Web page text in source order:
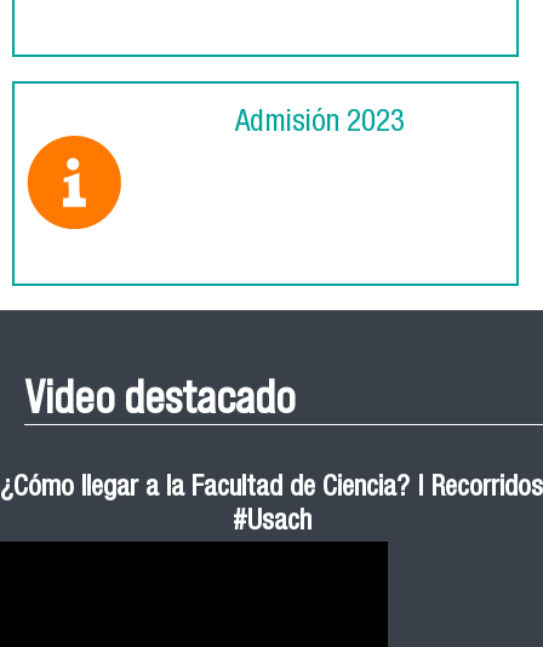
Admisión 2023
Video destacado
¿Cómo llegar a la Facultad de Ciencia? | Recorridos
#Usach